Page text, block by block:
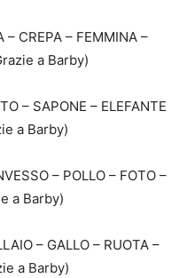
– CREPA – FEMMINA –
a Barby)
– SAPONE – ELEFANTE
a Barby)
– POLLO – FOTO –
a Barby)
– GALLO – RUOTA –
a Barby)